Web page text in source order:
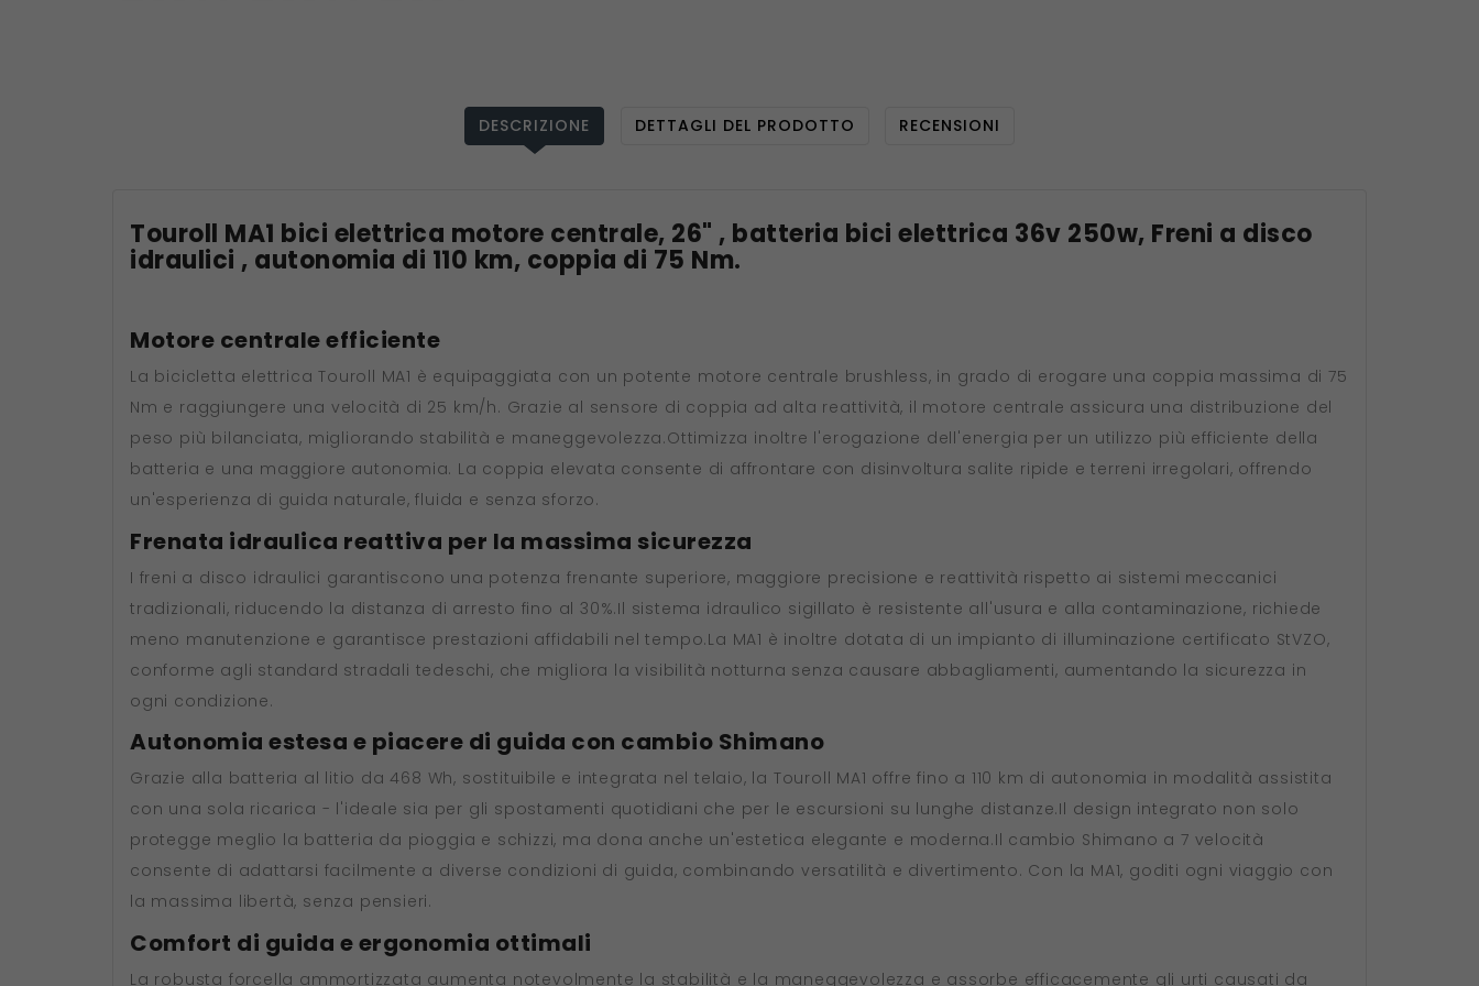
DESCRIZIONE DETTAGLI DEL PRODOTTO RECENSIONI
Touroll MA1 bici elettrica motore centrale, 26" , batteria bici elettrica 36v 250w, Freni a disco
idraulici , autonomia di 110 km, coppia di 75 Nm.
Motore centrale efficiente
La bicicletta elettrica Touroll MA1 è equipaggiata con un potente motore centrale brushless, in grado di erogare una coppia massima di 75
Nm e raggiungere una velocità di 25 km/h. Grazie al sensore di coppia ad alta reattività, il motore centrale assicura una distribuzione del
peso più bilanciata, migliorando stabilità e maneggevolezza.Ottimizza inoltre l'erogazione dell'energia per un utilizzo più efficiente della
batteria e una maggiore autonomia. La coppia elevata consente di affrontare con disinvoltura salite ripide e terreni irregolari, offrendo
un'esperienza di guida naturale, fluida e senza sforzo.
Frenata idraulica reattiva per la massima sicurezza
I freni a disco idraulici garantiscono una potenza frenante superiore, maggiore precisione e reattività rispetto ai sistemi meccanici
tradizionali, riducendo la distanza di arresto fino al 30%.Il sistema idraulico sigillato è resistente all'usura e alla contaminazione, richiede
meno manutenzione e garantisce prestazioni affidabili nel tempo.La MA1 è inoltre dotata di un impianto di illuminazione certificato StVZO,
conforme agli standard stradali tedeschi, che migliora la visibilità notturna senza causare abbagliamenti, aumentando la sicurezza in
ogni condizione.
Autonomia estesa e piacere di guida con cambio Shimano
Grazie alla batteria al litio da 468 Wh, sostituibile e integrata nel telaio, la Touroll MA1 offre fino a 110 km di autonomia in modalità assistita
con una sola ricarica - l'ideale sia per gli spostamenti quotidiani che per le escursioni su lunghe distanze.Il design integrato non solo
protegge meglio la batteria da pioggia e schizzi, ma dona anche un'estetica elegante e moderna.Il cambio Shimano a 7 velocità
consente di adattarsi facilmente a diverse condizioni di guida, combinando versatilità e divertimento. Con la MA1, goditi ogni viaggio con
la massima libertà, senza pensieri.
Comfort di guida e ergonomia ottimali
La robusta forcella ammortizzata aumenta notevolmente la stabilità e la maneggevolezza e assorbe efficacemente gli urti causati da